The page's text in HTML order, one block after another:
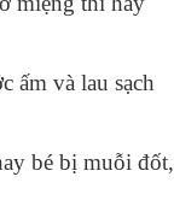
ấm và lau sạch
bé bị muỗi đốt,